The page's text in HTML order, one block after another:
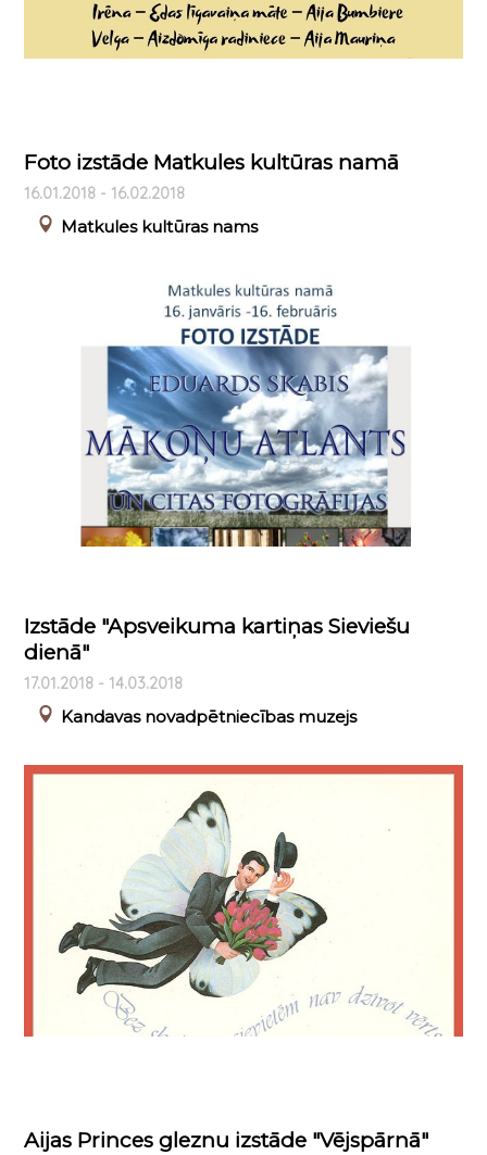
Foto izstāde Matkules kultūras namā
16.01.2018 - 16.02.2018
Matkules kultūras nams
Izstāde "Apsveikuma kartiņas Sieviešu
dienā"
17.01.2018 - 14.03.2018
Kandavas novadpētniecības muzejs
Aijas Princes gleznu izstāde "Vējspārnā"